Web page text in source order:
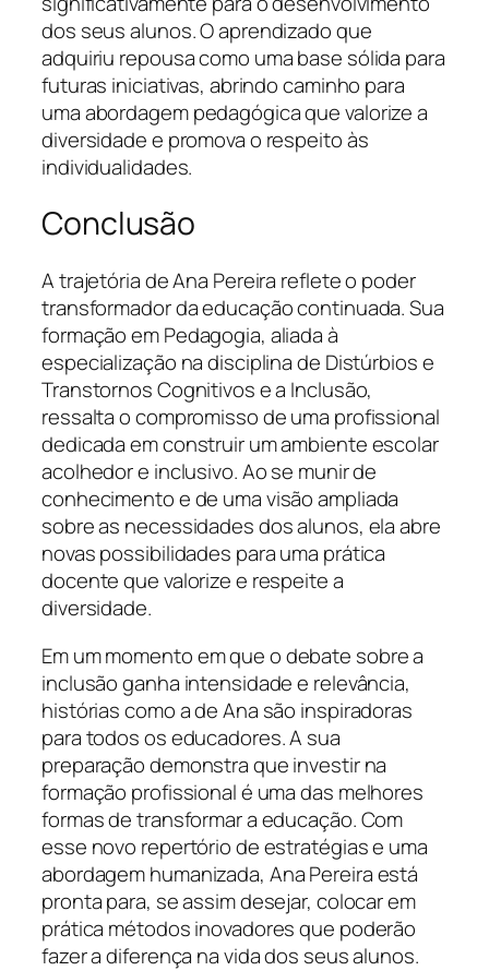
dos seus alunos. O aprendizado que
adquiriu repousa como uma base sólida para
futuras iniciativas, abrindo caminho para
uma abordagem pedagógica que valorize a
diversidade e promova o respeito às
individualidades.
Conclusão
A trajetória de Ana Pereira reflete o poder
transformador da educação continuada. Sua
formação em Pedagogia, aliada à
especialização na disciplina de Distúrbios e
Transtornos Cognitivos e a Inclusão,
ressalta o compromisso de uma profissional
dedicada em construir um ambiente escolar
acolhedor e inclusivo. Ao se munir de
conhecimento e de uma visão ampliada
sobre as necessidades dos alunos, ela abre
novas possibilidades para uma prática
docente que valorize e respeite a
diversidade.
Em um momento em que o debate sobre a
inclusão ganha intensidade e relevância,
histórias como a de Ana são inspiradoras
para todos os educadores. A sua
preparação demonstra que investir na
formação profissional é uma das melhores
formas de transformar a educação. Com
esse novo repertório de estratégias e uma
abordagem humanizada, Ana Pereira está
pronta para, se assim desejar, colocar em
prática métodos inovadores que poderão
fazer a diferença na vida dos seus alunos.